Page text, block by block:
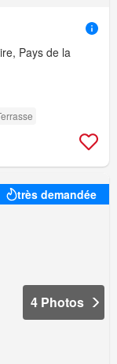
Pays de la
très demandée
4 Photos